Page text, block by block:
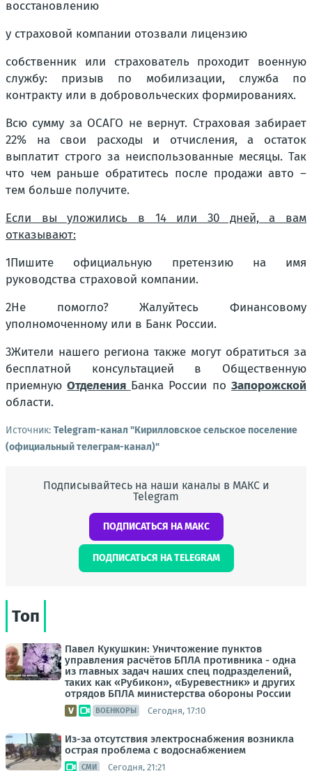
восстановлению
у страховой компании отозвали лицензию
собственник или страхователь проходит военную
службу: призыв по мобилизации, служба по
контракту или в добровольческих формированиях.
Всю сумму за ОСАГО не вернут. Страховая забирает
22% на свои расходы и отчисления, а остаток
выплатит строго за неиспользованные месяцы. Так
что чем раньше обратитесь после продажи авто –
тем больше получите.
Если вы уложились в 14 или 30 дней, а вам
отказывают:
1Пишите официальную претензию на имя
руководства страховой компании.
2Не помогло? Жалуйтесь Финансовому
уполномоченному или в Банк России.
3Жители нашего региона также могут обратиться за
бесплатной консультацией в Общественную
приемнуюОтделения Банка России поЗапорожской
области.
Источник: Telegram-канал "Кирилловское сельское поселение
(официальный телеграм-канал)"
Подписывайтесь на наши каналы в МАКС и
Telegram
ПОДПИСАТЬСЯ НА МАКС
ПОДПИСАТЬСЯ НА TELEGRAM
Топ
Павел Кукушкин: Уничтожение пунктов
управления расчётов БПЛА противника - одна
из главных задач наших спец подразделений,
таких как «Рубикон», «Буревестник» и других
отрядов БПЛА министерства обороны России
ВОЕНКОРЫ Сегодня, 17:10
Из-за отсутствия электроснабжения возникла
острая проблема с водоснабжением
СМИ Сегодня, 21:21